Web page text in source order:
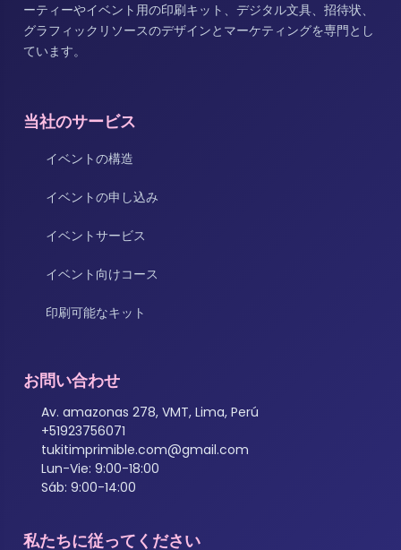
ーティーやイベント用の印刷キット、デジタル文具、招待状、
グラフィックリソースのデザインとマーケティングを専門とし
ています。
当社のサービス
イベントの構造
イベントの申し込み
イベントサービス
イベント向けコース
印刷可能なキット
お問い合わせ
Av. amazonas 278, VMT, Lima, Perú
+51923756071
tukitimprimible.com@gmail.com
Lun-Vie: 9:00-18:00
Sáb: 9:00-14:00
私たちに従ってください